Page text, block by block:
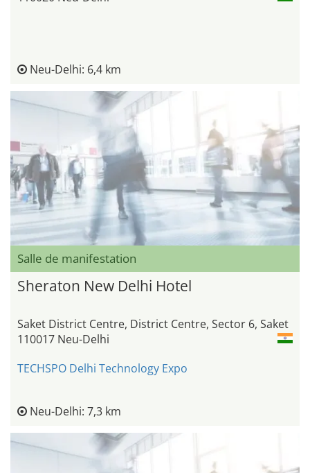
Neu-Delhi: 6,4 km
Salle de manifestation
Sheraton New Delhi Hotel
Saket District Centre, District Centre, Sector 6, Saket
110017 Neu-Delhi
TECHSPO Delhi Technology Expo
Neu-Delhi: 7,3 km